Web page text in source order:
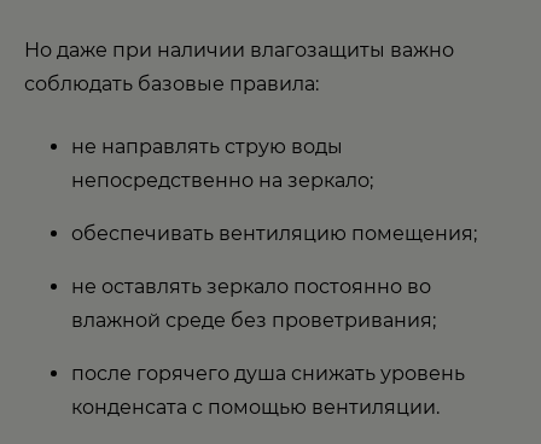
Но даже при наличии влагозащиты важно
соблюдать базовые правила:
не направлять струю воды
непосредственно на зеркало;
обеспечивать вентиляцию помещения;
не оставлять зеркало постоянно во
влажной среде без проветривания;
после горячего душа снижать уровень
конденсата с помощью вентиляции.